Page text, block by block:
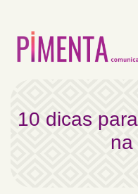
10 dicas
na